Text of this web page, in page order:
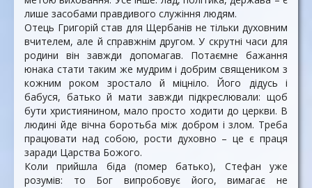
лише засобами правдивого служіння людям.
Отець Григорій став для Щербанів не тільки духовним
вчителем, але й справжнім другом. У скрутні часи для
родини він завжди допомагав. Потаємне бажання
юнака стати таким же мудрим і добрим священиком з
кожним роком зростало й міцніло. Його дідусь і
бабуся, батько й мати завжди підкреслювали: щоб
бути християнином, мало просто ходити до церкви. В
людині йде вічна боротьба між добром і злом. Треба
працювати над собою, рости духовно – це є праця
заради Царства Божого.
Коли прийшла біда (помер батько), Стефан уже
розумів: то Бог випробовує його, вимагає не